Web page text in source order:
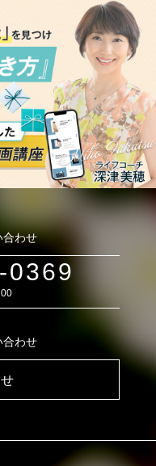
合わせ
0369
合わせ